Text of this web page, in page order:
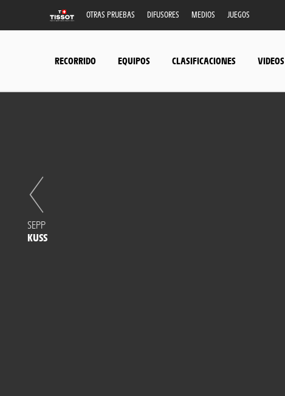
OTRAS PRUEBAS DIFUSORES MEDIOS JUEGOS
RECORRIDO EQUIPOS CLASIFICACIONES VIDEOS
SEPP
KUSS